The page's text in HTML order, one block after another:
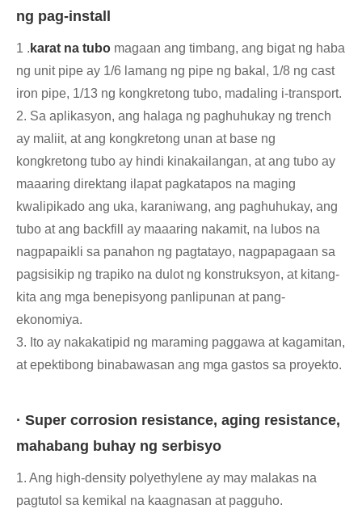
ng pag-install
1 . karat na tubo magaan ang timbang, ang bigat ng haba
ng unit pipe ay 1/6 lamang ng pipe ng bakal, 1/8 ng cast
iron pipe, 1/13 ng kongkretong tubo, madaling i-transport.
2. Sa aplikasyon, ang halaga ng paghuhukay ng trench
ay maliit, at ang kongkretong unan at base ng
kongkretong tubo ay hindi kinakailangan, at ang tubo ay
maaaring direktang ilapat pagkatapos na maging
kwalipikado ang uka, karaniwang, ang paghuhukay, ang
tubo at ang backfill ay maaaring nakamit, na lubos na
nagpapaikli sa panahon ng pagtatayo, nagpapagaan sa
pagsisikip ng trapiko na dulot ng konstruksyon, at kitang-
kita ang mga benepisyong panlipunan at pang-
ekonomiya.
3. Ito ay nakakatipid ng maraming paggawa at kagamitan,
at epektibong binabawasan ang mga gastos sa proyekto.
· Super corrosion resistance, aging resistance,
mahabang buhay ng serbisyo
1. Ang high-density polyethylene ay may malakas na
pagtutol sa kemikal na kaagnasan at pagguho.